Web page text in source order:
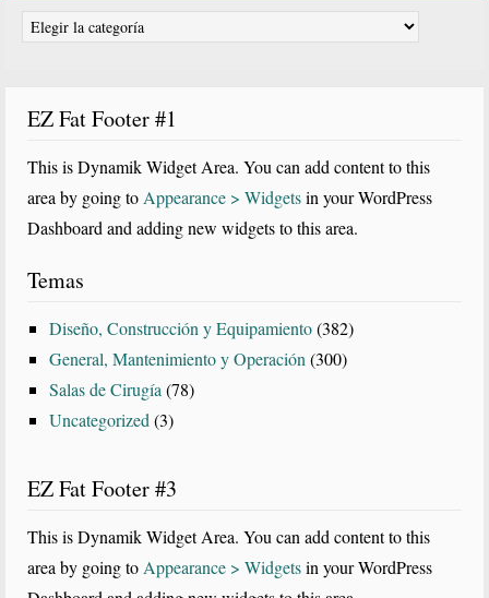
Temas
del
EZ Fat Footer #1
This is Dynamik Widget Area. You can add content to this
area by going to Appearance > Widgetsin your WordPress
Dashboard and adding new widgets to this area.
Temas
Diseño, Construcción y Equipamiento(382)
General, Mantenimiento y Operación (300)
Salas de Cirugía (78)
Uncategorized (3)
EZ Fat Footer #3
This is Dynamik Widget Area. You can add content to this
area by going to Appearance > Widgetsin your WordPress